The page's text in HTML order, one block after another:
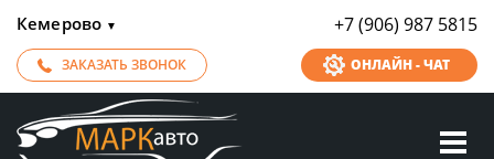
Кемерово ▼ +7 (906) 987 5815
ЗАКАЗАТЬ ЗВОНОК ОНЛАЙН - ЧАТ